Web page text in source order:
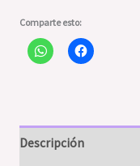
Comparte esto:
Descripción